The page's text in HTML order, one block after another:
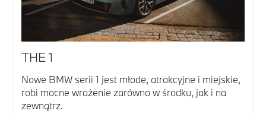
THE 1
Nowe BMW serii 1 jest młode, atrakcyjne i miejskie,
robi mocne wrażenie zarówno w środku, jak i na
zewnątrz.